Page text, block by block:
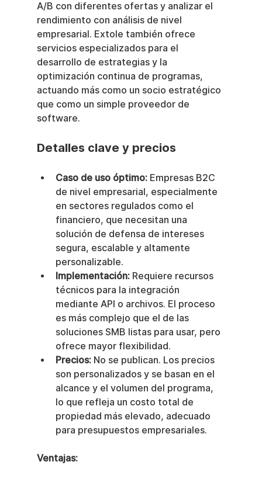
A/B con diferentes ofertas y analizar el
rendimiento con análisis de nivel
empresarial. Extole también ofrece
servicios especializados para el
desarrollo de estrategias y la
optimización continua de programas,
actuando más como un socio estratégico
que como un simple proveedor de
software.
Detalles clave y precios
Caso de uso óptimo: Empresas B2C
de nivel empresarial, especialmente
en sectores regulados como el
financiero, que necesitan una
solución de defensa de intereses
segura, escalable y altamente
personalizable.
Implementación: Requiere recursos
técnicos para la integración
mediante API o archivos. El proceso
es más complejo que el de las
soluciones SMB listas para usar, pero
ofrece mayor flexibilidad.
Precios: No se publican. Los precios
son personalizados y se basan en el
alcance y el volumen del programa,
lo que refleja un costo total de
propiedad más elevado, adecuado
para presupuestos empresariales.
Ventajas: